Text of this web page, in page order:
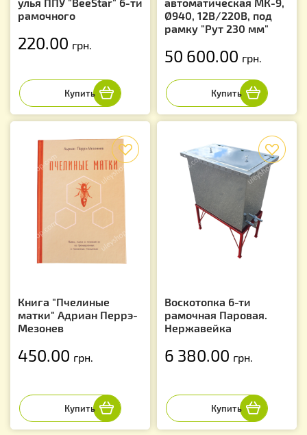
рамочного
220.00 грн.
Ø940, 12В/220В, под
рамку "Рут 230 мм"
50 600.00 грн.
Книга "Пчелиные
матки" Адриан Перрэ-
Мезонев
450.00 грн.
Воскотопка 6-ти
рамочная Паровая.
Нержавейка
6 380.00 грн.